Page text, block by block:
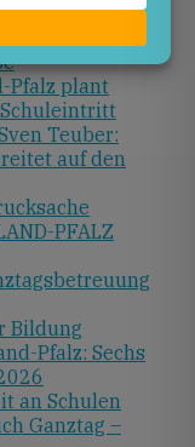
in
Pfalz plant
Teuber:
auf den
PFALZ
Bildung
Pfalz: Sechs
an Schulen
Ganztag –